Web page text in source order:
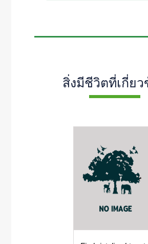
สิ่งมีชีวิตที่เกี่ยว